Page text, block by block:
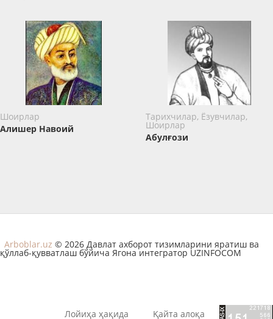
Шоирлар
Алишер Навоий
Тарихчилар, Ёзувчилар,
Шоирлар
Абулғози
Arboblar.uz © 2026 Давлат ахборот тизимларини яратиш ва
қўллаб-қувватлаш бўйича Ягона интегратор UZINFOCOM
Лойиҳа ҳақида Қайта алоқа